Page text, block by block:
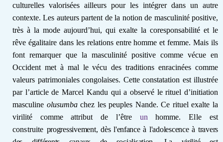
culturelles valorisées ailleurs pour les intégrer dans un autre
contexte. Les auteurs partent de la notion de masculinité positive,
très à la mode aujourd’hui, qui exalte la coresponsabilité et le
rêve égalitaire dans les relations entre homme et femme. Mais ils
font remarquer que la masculinité positive comme vécue en
Occident met à mal le vécu des traditions enracinées comme
valeurs patrimoniales congolaises. Cette constatation est illustrée
par l’articlede Marcel Kandu qui a observé le rituel d’initiation
masculine olusumbachez les peuples Nande. Ce rituel exalte la
virilité comme attribut de l’être un homme. Elle est
construite progressivement, dès l'enfance à l'adolescence à travers